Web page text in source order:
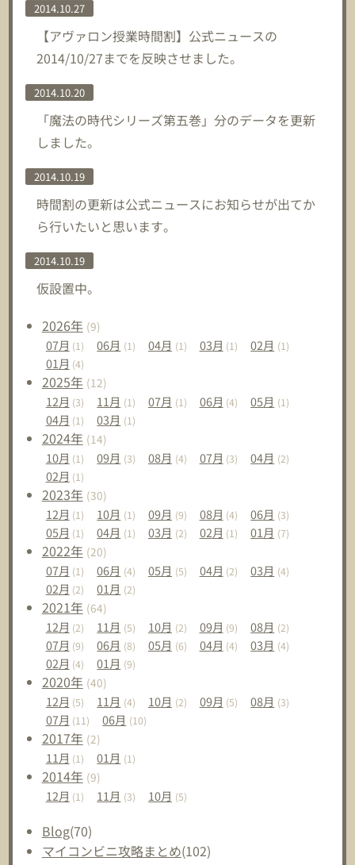
2014.10.27
【アヴァロン授業時間割】公式ニュースの
2014/10/27までを反映させました。
2014.10.20
「魔法の時代シリーズ第五巻」分のデータを更新
しました。
2014.10.19
時間割の更新は公式ニュースにお知らせが出てか
ら行いたいと思います。
2014.10.19
仮設置中。
2026年 (9)
07月 (1) 06月 (1) 04月 (1) 03月 (1) 02月 (1)
01月 (4)
2025年 (12)
12月 (3) 11月 (1) 07月 (1) 06月 (4) 05月 (1)
04月 (1) 03月 (1)
2024年 (14)
10月 (1) 09月 (3) 08月 (4) 07月 (3) 04月 (2)
02月 (1)
2023年 (30)
12月 (1) 10月 (1) 09月 (9) 08月 (4) 06月 (3)
05月 (1) 04月 (1) 03月 (2) 02月 (1) 01月 (7)
2022年 (20)
07月 (1) 06月 (4) 05月 (5) 04月 (2) 03月 (4)
02月 (2) 01月 (2)
2021年 (64)
12月 (2) 11月 (5) 10月 (2) 09月 (9) 08月 (2)
07月 (9) 06月 (8) 05月 (6) 04月 (4) 03月 (4)
02月 (4) 01月 (9)
2020年 (40)
12月 (5) 11月 (4) 10月 (2) 09月 (5) 08月 (3)
07月 (11) 06月 (10)
2017年 (2)
11月 (1) 01月 (1)
2014年 (9)
12月 (1) 11月 (3) 10月 (5)
Blog(70)
マイコンビニ攻略まとめ(102)